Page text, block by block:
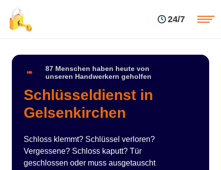
24/7
87 Menschen haben heute von
unseren Handwerkern geholfen
Schlüsseldienst in
Gelsenkirchen⁠
Schloss klemmt? Schlüssel verloren?
Vergessene? Schloss kaputt? Tür
geschlossen oder muss ausgetauscht